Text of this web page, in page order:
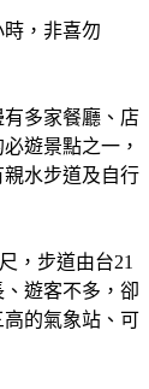
，非喜勿
多家餐廳、店
遊景點之一，
水步道及自行
，步道由台21
遊客不多，卻
的氣象站、可